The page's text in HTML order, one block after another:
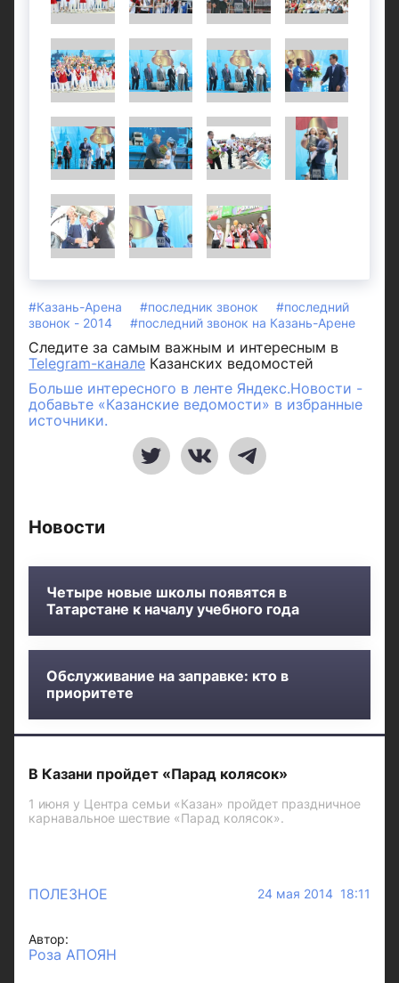
#Казань-Арена #последник звонок
#последний
звонок - 2014
#последний звонок на Казань-Арене
Следите за самым важным и интересным в
Telegram-канале Казанских ведомостей
Больше интересного в ленте Яндекс.Новости -
добавьте «Казанские ведомости» в избранные
источники.
Новости
Четыре новые школы появятся в
Татарстане к началу учебного года
Обслуживание на заправке: кто в
приоритете
В Казани пройдет «Парад колясок»
1 июня у Центра семьи «Казан» пройдет праздничное
карнавальное шествие «Парад колясок».
ПОЛЕЗНОЕ 24 мая 2014 18:11
Автор:
Роза АПОЯН